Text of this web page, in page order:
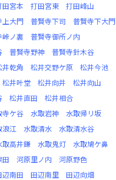
田宮本 打田宮東
打田峰山
上大門 普賢寺下司
普賢寺下大門
峠ノ裏
普賢寺御所ノ内
普賢寺野神
普賢寺針木谷
井乾角 松井交野ケ原
松井今池
松井叶堂 松井向井
松井向山
松井直田
松井相合
寺ケ谷 水取岩神
水取帰リ坂
浪江 水取清水
水取清水谷
取高井鎌 水取鬼灯
水取鳩ケ鼻
田 河原里ノ内
河原野色
辺南田 田辺南里
田辺向畑